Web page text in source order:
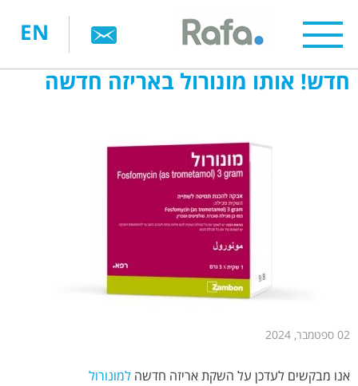
לתוכן
EN
חדש! אותו מונורול באריזה חדשה
02 ספטמבר, 2024
אנו מבקשים לעדכן על השקת אריזה חדשה למונורול